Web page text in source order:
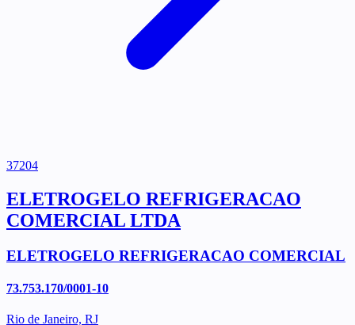
37204
ELETROGELO REFRIGERACAO
COMERCIAL LTDA
ELETROGELO REFRIGERACAO COMERCIAL
73.753.170/0001-10
Rio de Janeiro, RJ